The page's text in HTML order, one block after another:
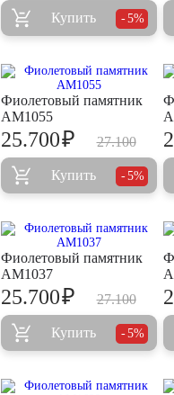
Купить 5%
Фиолетовый памятник
AM1055
27.100
25.700₽
Купить 5%
Фиолетовый памятник
AM1037
27.100
25.700₽
Купить 5%